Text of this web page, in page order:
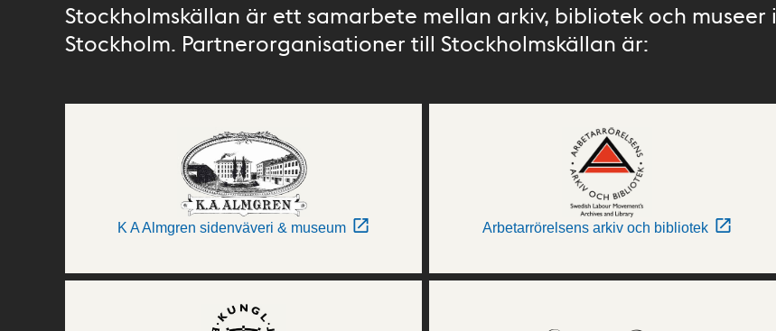
Stockholmskällan är ett samarbete mellan arkiv, bibliotek och museer i
Stockholm. Partnerorganisationer till Stockholmskällan är:
K A Almgren sidenväveri & museum Arbetarrörelsens arkiv och bibliotek